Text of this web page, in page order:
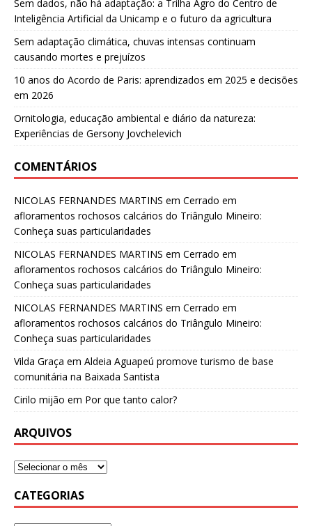
Sem dados, não há adaptação: a Trilha Agro do Centro de
Inteligência Artificial da Unicamp e o futuro da agricultura
Sem adaptação climática, chuvas intensas continuam
causando mortes e prejuízos
10 anos do Acordo de Paris: aprendizados em 2025 e decisões
em 2026
Ornitologia, educação ambiental e diário da natureza:
Experiências de Gersony Jovchelevich
COMENTÁRIOS
NICOLAS FERNANDES MARTINS em Cerrado em
afloramentos rochosos calcários do Triângulo Mineiro:
Conheça suas particularidades
NICOLAS FERNANDES MARTINS em Cerrado em
afloramentos rochosos calcários do Triângulo Mineiro:
Conheça suas particularidades
NICOLAS FERNANDES MARTINS em Cerrado em
afloramentos rochosos calcários do Triângulo Mineiro:
Conheça suas particularidades
Vilda Graça em Aldeia Aguapeú promove turismo de base
comunitária na Baixada Santista
Cirilo mijão em Por que tanto calor?
ARQUIVOS
CATEGORIAS